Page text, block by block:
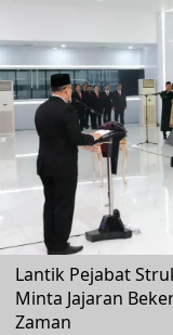
Lantik Pejabat
Minta Jajaran
Zaman